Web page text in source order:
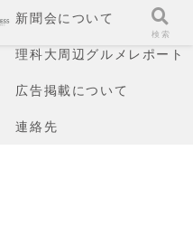
新聞会について
理科大周辺グルメレポート
広告掲載について
連絡先
検索